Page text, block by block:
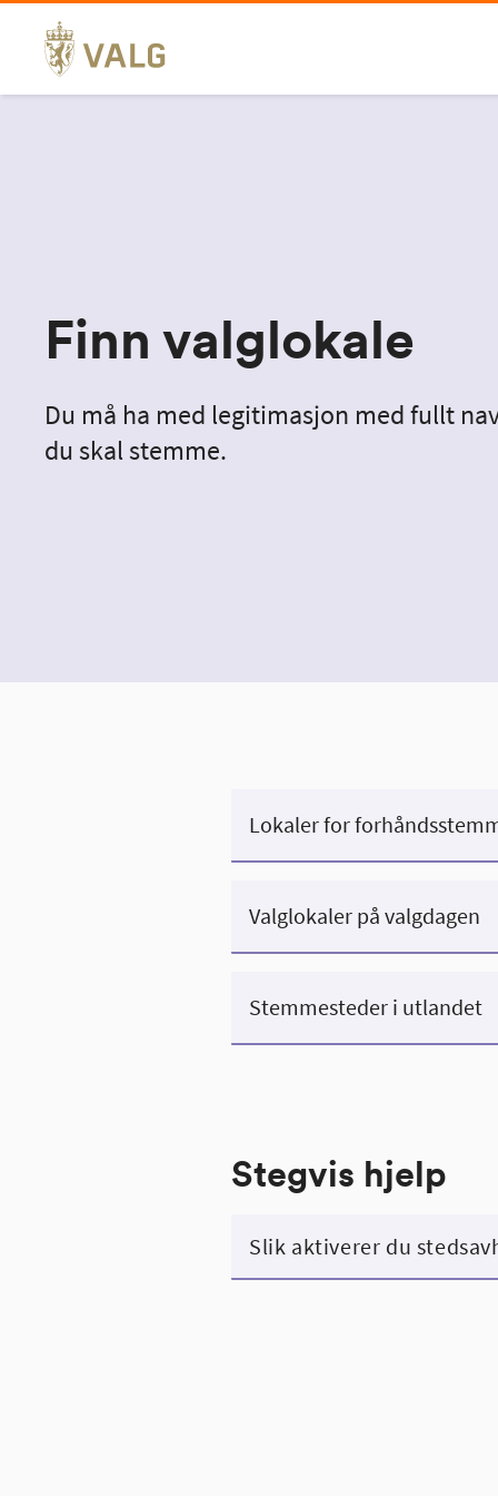
Hopp
til
innhold
Finn valglokale
Du må ha med legitimasjon med fullt
du skal stemme.
Lokaler for
Valglokaler på valgdagen
Stemmesteder i utlandet
Stegvis hjelp
Slik aktiverer du